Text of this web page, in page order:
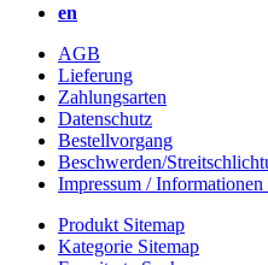
en
AGB
Lieferung
Zahlungsarten
Datenschutz
Bestellvorgang
Beschwerden/
Impressum /
Produkt Sitemap
Kategorie Sitemap